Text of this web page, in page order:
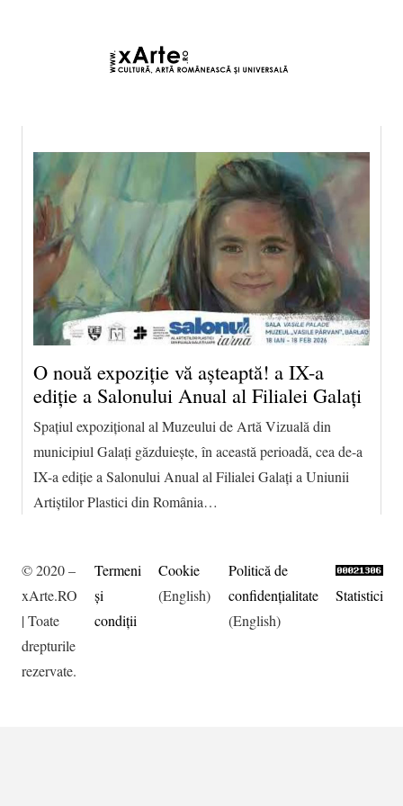
O nouă expoziție vă așteaptă! a IX-a
ediție a Salonului Anual al Filialei Galați
Spațiul expozițional al Muzeului de Artă Vizuală din
municipiul Galați găzduiește, în această perioadă, cea de-a
IX-a ediție a Salonului Anual al Filialei Galați a Uniunii
Artiștilor Plastici din România…
© 2020 –
xArte.RO
| Toate
drepturile
rezervate.
Termeni
şi
condiţii
Cookie
(English)
Politică de
confidențialitate
(English)
Statistici